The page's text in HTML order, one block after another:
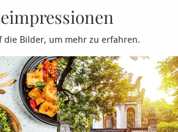
die Bilder, um mehr zu erfahren.